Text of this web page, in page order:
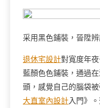
采用黑色鋪裝，晉陞
退休宅設計對寬度年
藍顏色色鋪裝，通過
頭，感覺自己的腦袋
大直室內設計入門》